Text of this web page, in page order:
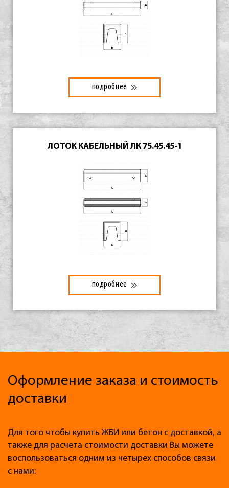
подробнее
ЛОТОК КАБЕЛЬНЫЙ ЛК 75.45.45-1
подробнее
Оформление заказа и стоимость
доставки
Для того чтобы купить ЖБИ или бетон с доставкой, а
также для расчета стоимости доставки Вы можете
воспользоваться одним из четырех способов связи
с нами: